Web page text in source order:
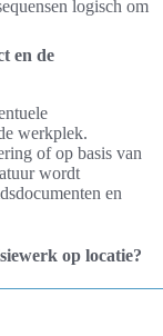
logisch om
en de
werkplek.
of op basis van
wordt
en
op locatie?